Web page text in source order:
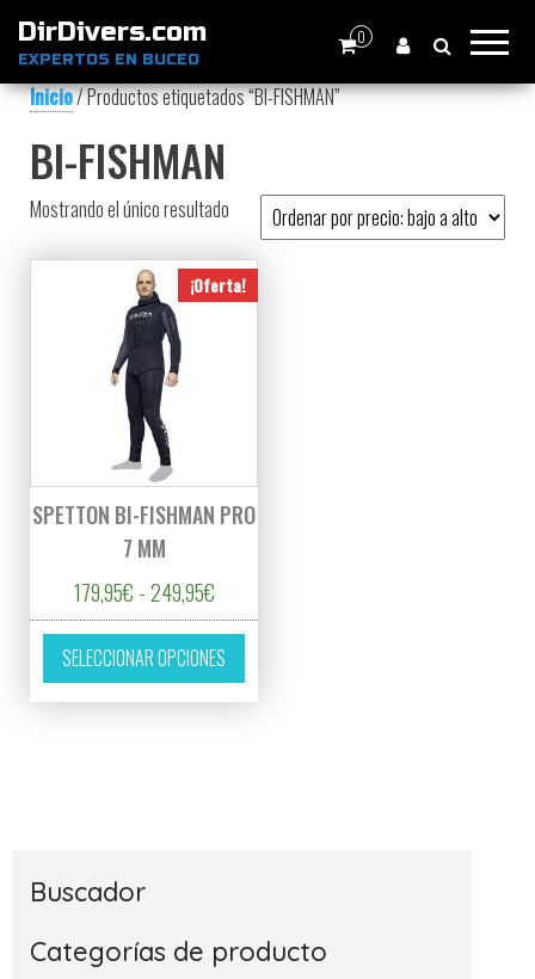
DirDivers.com
EXPERTOS EN BUCEO
0
Inicio/ Productos etiquetados “BI-FISHMAN”
BI-FISHMAN
Mostrando el único resultado
¡Oferta!
SPETTON BI-FISHMAN PRO
7 MM
179,95€ -249,95€Rango de precios: desde 179,95€ hasta
SELECCIONAR OPCIONES
Buscador
Categorías de producto